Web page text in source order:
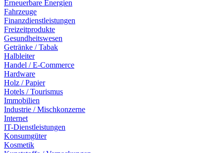
Erneuerbare Energien
Fahrzeuge
Finanzdienstleistungen
Freizeitprodukte
Gesundheitswesen
Getränke / Tabak
Halbleiter
Handel / E-Commerce
Hardware
Holz / Papier
Hotels / Tourismus
Immobilien
Industrie / Mischkonzerne
Internet
IT-Dienstleistungen
Konsumgüter
Kosmetik